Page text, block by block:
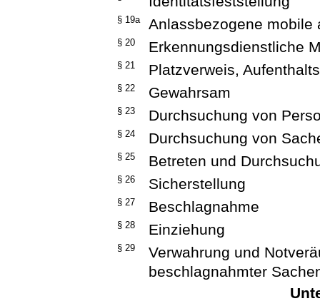
§ 19a Anlassbezogene mobile
§ 20 Erkennungsdienstliche
§ 21 Platzverweis,
§ 22 Gewahrsam
§ 23 Durchsuchung von
§ 24 Durchsuchung von
§ 25 Betreten und
§ 26 Sicherstellung
§ 27 Beschlagnahme
§ 28 Einziehung
§ 29
Verwahrung und
beschlagnahmter